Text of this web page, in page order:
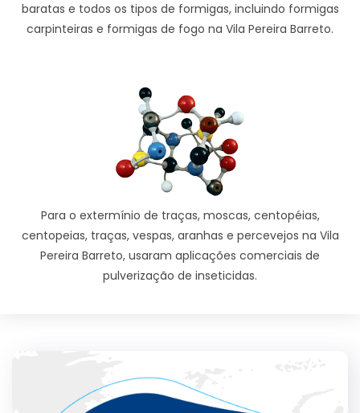
baratas e todos os tipos de formigas, incluindo formigas
carpinteiras e formigas de fogo na Vila Pereira Barreto.
Para o extermínio de traças, moscas, centopéias,
centopeias, traças, vespas, aranhas e percevejos na Vila
Pereira Barreto, usaram aplicações comerciais de
pulverização de inseticidas.